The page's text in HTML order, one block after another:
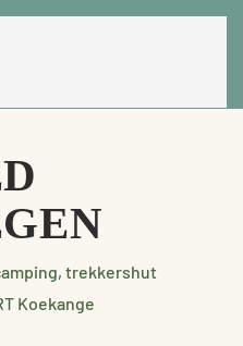
trekkershut
Koekange